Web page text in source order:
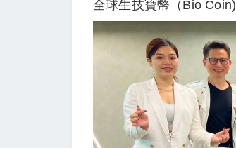
全球生技寶幣（Bio Coin)